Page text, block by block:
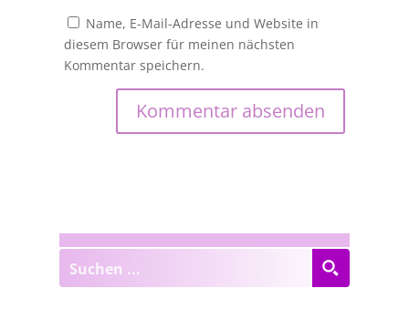
Name, E-Mail-Adresse und Website in
diesem Browser für meinen nächsten
Kommentar speichern.